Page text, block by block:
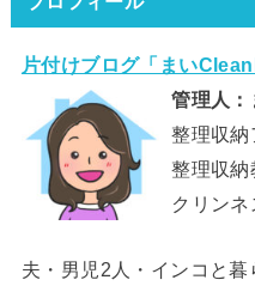
片付けブログ「まい
管理人：
整理収納
整理収納
クリンネ
夫・男児2人・インコと